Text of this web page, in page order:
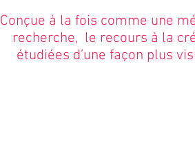
Conçue à la fois comme une
recherche, le recours à la
étudiées d’une façon plus